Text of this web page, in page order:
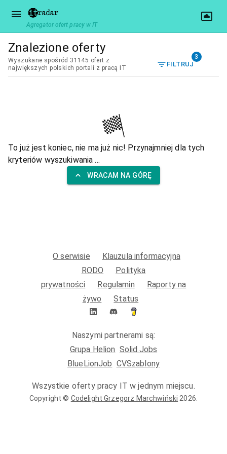
Agregator ofert pracy w IT
Znalezione oferty
Wyszukane spośród 31145 ofert z
największych polskich portali z pracą IT
FILTRUJ
3
To już jest koniec, nie ma już nic! Przynajmniej dla tych
kryteriów wyszukiwania ...
WRACAM NA GÓRĘ
O serwisie
Klauzula informacyjna
RODO
Polityka
prywatności
Regulamin
Raporty na
żywo
Status
Naszymi partnerami są:
Grupa Helion Solid.Jobs
BlueLionJob CVSzablony
Wszystkie oferty pracy IT w jednym miejscu.
Copyright © Codelight Grzegorz Marchwiński 2026